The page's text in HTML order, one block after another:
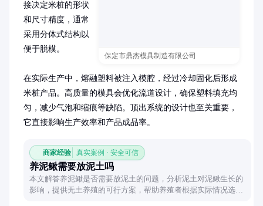
保定市鼎杰模具制造有限公司
接决定米桩的形状
和尺寸精度，通常
采用分体式结构以
便于脱模。
在实际生产中，熔融塑料被注入模腔，经过冷却固化后形成
米桩产品。高质量的模具会优化流道设计，确保塑料填充均
匀，减少气泡和缩痕等缺陷。顶出系统的设计也至关重要，
它直接影响生产效率和产品成品率。
商家经验 真实案例 · 安全可信
养泥鳅需要放泥土吗
本文解答养泥鳅是否需要放泥土的问题，分析泥土对泥鳅生长的
影响，提供无土养殖的可行方案，帮助养殖者根据实际情况选择